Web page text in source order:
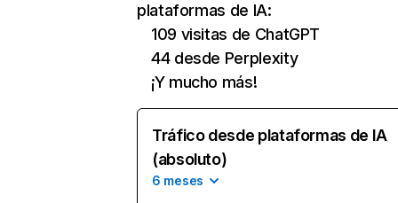
plataformas de IA:
109 visitas de ChatGPT
44 desde Perplexity
¡Y mucho más!
Tráfico desde plataformas de IA
(absoluto)
6 meses